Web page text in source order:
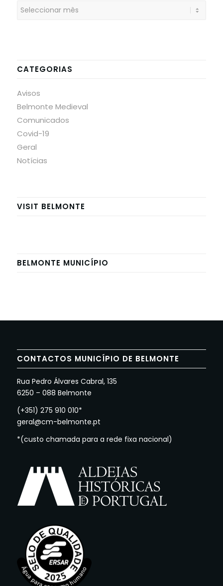
CATEGORIAS
Avisos
Belmonte Medieval
Comunicados
Covid-19
Geral
Notícias
VISIT BELMONTE
BELMONTE MUNICÍPIO
CONTACTOS MUNICÍPIO DE BELMONTE
Rua Pedro Álvares Cabral, 135
6250 – 088 Belmonte
(+351) 275 910 010*
geral@cm-belmonte.pt
*(custo chamada para a rede fixa nacional)